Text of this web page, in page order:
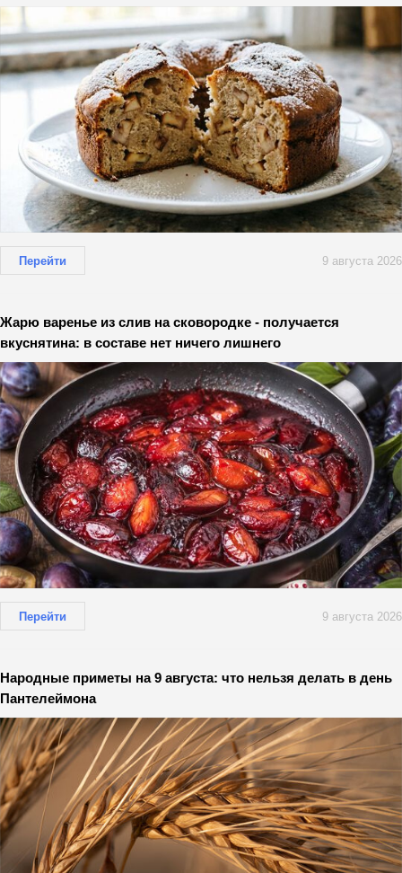
Перейти 9 августа 2026
Жарю варенье из слив на сковородке - получается
вкуснятина: в составе нет ничего лишнего
Перейти 9 августа 2026
Народные приметы на 9 августа: что нельзя делать в день
Пантелеймона